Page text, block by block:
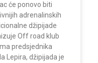
će ponovo biti
adrenalinskih
džipijade
Off road klub
predsjednika
Lepira, džipijada je